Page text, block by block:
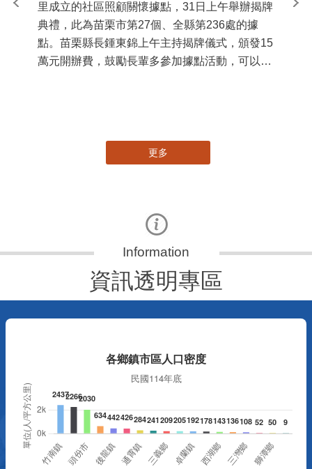
里成立的社區照顧關懷據點，31日上午舉辦揭牌
典禮，此為苗栗市第27個、全縣第236處的據
點。苗栗縣長鍾東錦上午主持揭牌儀式，頒發15
萬元開辦費，鼓勵長輩多參加據點活動，可以更
苗
更多
資訊透明專區